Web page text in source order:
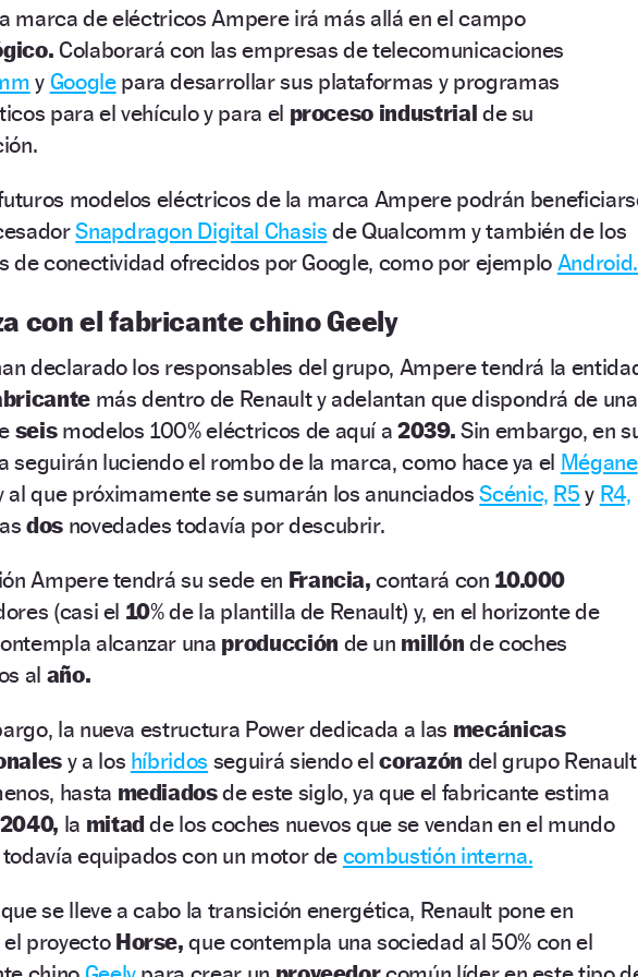
marca de eléctricos Ampere irá más allá en el campo
Colaborará con las empresas de telecomunicaciones
y Googlepara desarrollar sus plataformas y programas
para el vehículo y para el proceso industrial de su
modelos eléctricos de la marca Ampere podrán
Snapdragon Digital Chasis de Qualcomm y también de los
de conectividad ofrecidos por Google, como por ejemplo Android.
con el fabricante chino Geely
declarado los responsables del grupo, Ampere tendrá la
más dentro de Renault y adelantan que dispondrá de una
seismodelos 100% eléctricos de aquí a2039. Sin embargo, en
seguirán luciendo el rombo de la marca, como hace ya el Mégane
al que próximamente se sumarán los anunciadosScénic, R5 y R4,
dosnovedades todavía por descubrir.
Ampere tendrá su sede en Francia, contará con 10.000
(casi el 10% de la plantilla de Renault) y, en el horizonte de
alcanzar una producción de un millón de coches
al año.
la nueva estructura Power dedicada a las mecánicas
y a los híbridos seguirá siendo elcorazón del grupo
hasta mediadosde este siglo, ya que el fabricante estima
2040, la mitadde los coches nuevos que se vendan en el mundo
equipados con un motor de combustión interna.
se lleve a cabo la transición energética, Renault pone en
proyecto Horse, que contempla una sociedad al 50% con el